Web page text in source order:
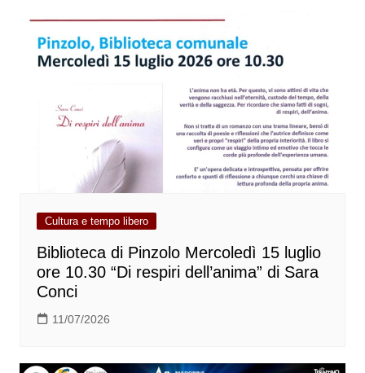
Cultura e tempo libero
Biblioteca di Pinzolo Mercoledì 15 luglio
ore 10.30 “Di respiri dell’anima” di Sara
Conci
11/07/2026